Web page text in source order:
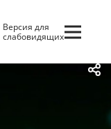
Версия для
слабовидящих